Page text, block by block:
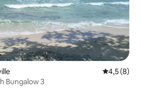
4,5 (8)
Bungalow 3